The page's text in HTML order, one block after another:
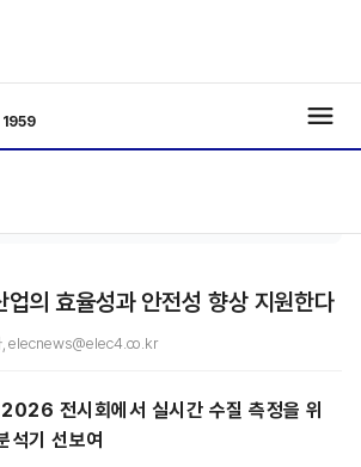
의 효율성과 안전성 향상 지원한다
elecnews@elec4.co.kr
전시회에서 실시간 수질 측정을 위
석기 선보여